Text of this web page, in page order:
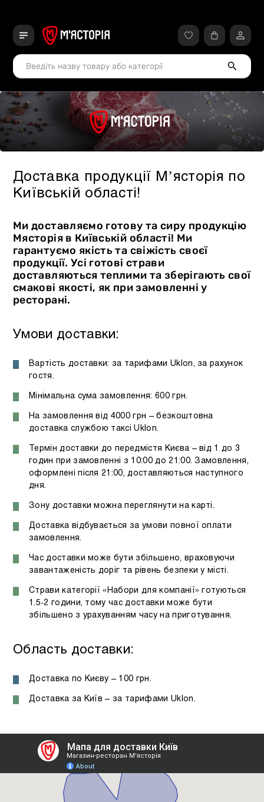
Доставка продукції Мʼясторія по
Київській області!
Ми доставляємо готову та сиру продукцію
Мясторія в Київській області! Ми
гарантуємо якість та свіжість своєї
продукції. Усі готові страви
доставляються теплими та зберігають свої
смакові якості, як при замовленні у
ресторані.
Умови доставки:
Вартість доставки: за тарифами Uklon, за рахунок
гостя.
Мінімальна сума замовлення: 600 грн.
На замовлення від 4000 грн – безкоштовна
доставка службою таксі Uklon.
Термін доставки до передмістя Києва – від 1 до 3
годин при замовленні з 10:00 до 21:00. Замовлення,
оформлені після 21:00, доставляються наступного
дня.
Зону доставки можна переглянути на карті.
Доставка відбувається за умови повної оплати
замовлення.
Час доставки може бути збільшено, враховуючи
завантаженість доріг та рівень безпеки у місті.
Страви категорії «Набори для компанії» готуються
1.5-2 години, тому час доставки може бути
збільшено з урахуванням часу на приготування.
Область доставки:
Доставка по Києву – 100 грн.
Доставка за Київ – за тарифами Uklon.